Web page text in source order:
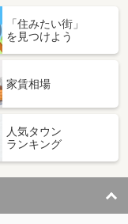
「住みたい街」
を見つけよう
家賃相場
人気タウン
ランキング